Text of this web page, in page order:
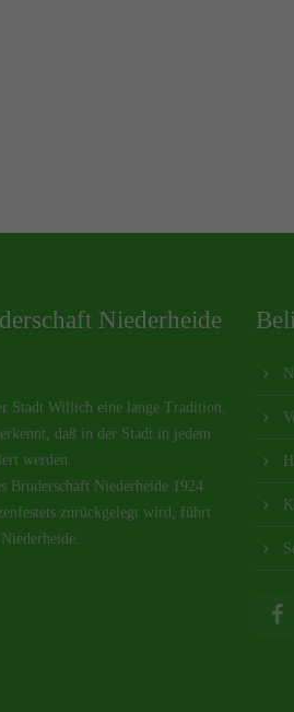
Niederheide
Stadt Willich eine lange Tradition,
daß in der Stadt in jedem
werden.
Bruderschaft Niederheide 1924
zurückgelegt wird, führt